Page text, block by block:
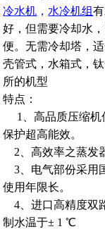
冷水机 ， 水冷机组
好，但需要冷却水
便。无需冷却塔，
壳管式，水箱式，
所的机型
特点：
1
、高品质压缩机
保护超高能效。
2 、高效率之蒸
3
电气部份采用
使用年限长。
4 、进口高精度
制水温于± 1 ℃